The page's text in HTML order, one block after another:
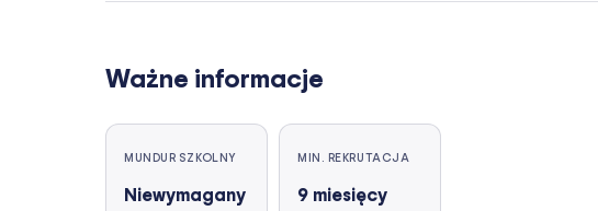
Ważne informacje
MUNDUR SZKOLNY
Niewymagany
MIN. REKRUTACJA
9 miesięcy